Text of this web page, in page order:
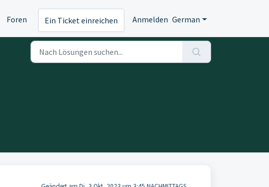
Foren Ein Ticket einreichen Anmelden German